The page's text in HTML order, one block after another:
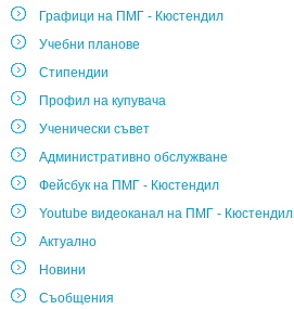
Графици на ПМГ - Кюстендил
Учебни планове
Стипендии
Профил на купувача
Ученически съвет
Административно обслужване
Фейсбук на ПМГ - Кюстендил
Youtube видеоканал на ПМГ - Кюстендил
Актуално
Новини
Съобщения